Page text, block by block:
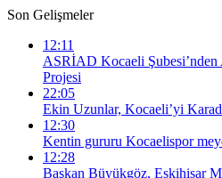
Son Gelişmeler
12:11
ASRİAD Kocaeli
Projesi
22:05
Ekin Uzunlar, Kocaeli’yi
12:30
Kentin gururu Kocaelispor
12:28
Başkan Büyükgöz, Eskihisar